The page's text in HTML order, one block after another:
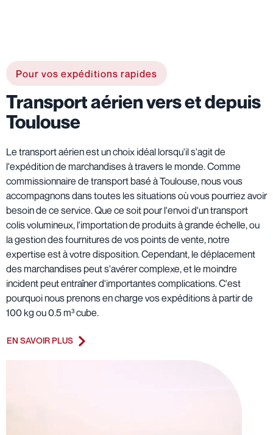
Pour vos expéditions rapides
Transport aérien vers et depuis
Toulouse
Le transport aérien est un choix idéal lorsqu'il s'agit de
l'expédition de marchandises à travers le monde. Comme
commissionnaire de transport basé à Toulouse, nous vous
accompagnons dans toutes les situations où vous pourriez avoir
besoin de ce service. Que ce soit pour l'envoi d'un transport
colis volumineux, l'importation de produits à grande échelle, ou
la gestion des fournitures de vos points de vente, notre
expertise est à votre disposition. Cependant, le déplacement
des marchandises peut s'avérer complexe, et le moindre
incident peut entraîner d'importantes complications. C'est
pourquoi nous prenons en charge vos expéditions à partir de
100 kg ou 0.5 m³ cube.
EN SAVOIR PLUS